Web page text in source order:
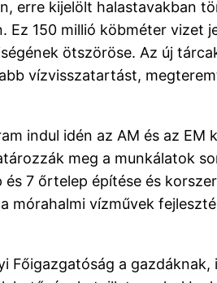
kijelölt halastavakban
150 millió köbméter vizet
ötszöröse. Az új
vízvisszatartást,
indul idén az AM és az EM
meg a munkálatok
7 őrtelep építése és
mórahalmi vízművek
Főigazgatóság a